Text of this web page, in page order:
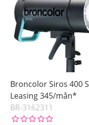
Pris
Broncolor Siros 400 S
Leasing 345/mån*
BR-3162311